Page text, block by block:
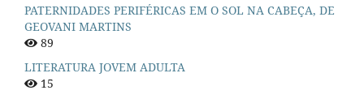
PATERNIDADES PERIFÉRICAS EM O SOL NA CABEÇA, DE
GEOVANI MARTINS
89
LITERATURA JOVEM ADULTA
15